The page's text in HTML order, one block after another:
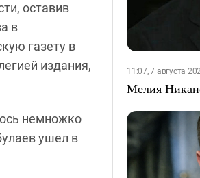
оставив
в
газету в
издания,
немножко
ушел в
11:07, 7 августа
Мелия